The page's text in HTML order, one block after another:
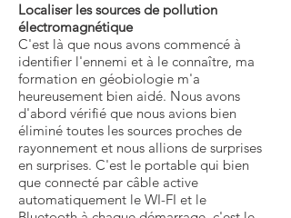
Localiser les sources de pollution
électromagnétique
C'est là que nous avons commencé à
identifier l'ennemi et à le connaître, ma
formation en géobiologie m'a
heureusement bien aidé. Nous avons
d'abord vérifié que nous avions bien
éliminé toutes les sources proches de
rayonnement et nous allions de surprises
en surprises. C'est le portable qui bien
que connecté par câble active
automatiquement le WI-FI et le